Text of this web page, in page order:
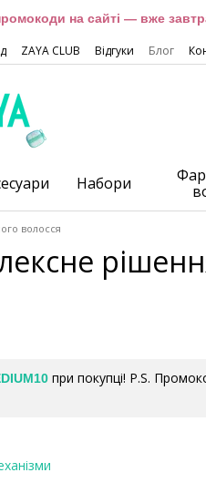
на сайті — вже
ZAYA CLUB Відгуки Блог
Набори
волосся
при покупці! P.S.